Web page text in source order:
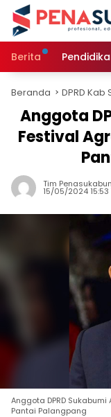
Langsung
konten
Berita
Beranda DPRD Kab
Anggota
Festival
Tim
15/05/2024 15:53
Anggota DPRD
Pantai Palangpang